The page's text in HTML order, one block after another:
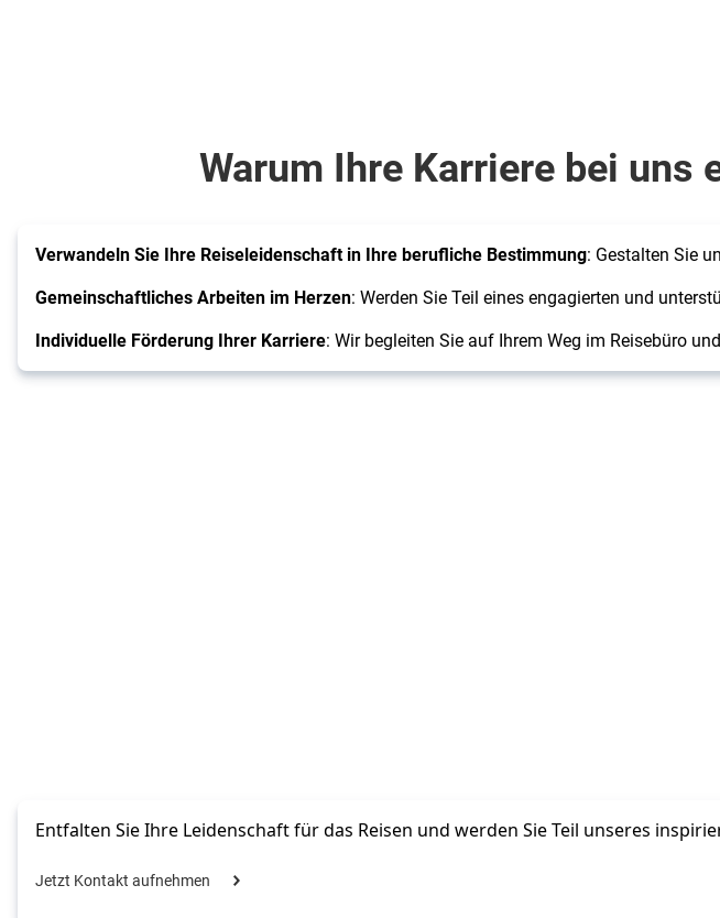
Warum Ihre Karriere bei
Verwandeln Sie Ihre Reiseleidenschaft in Ihre berufliche Bestimmung: Gestalten Sie
Gemeinschaftliches Arbeiten im Herzen: Werden Sie Teil eines engagierten und
Individuelle Förderung Ihrer Karriere: Wir begleiten Sie auf Ihrem Weg im Reisebüro
Entfalten Sie Ihre Leidenschaft für das Reisen und werden Sie Teil unseres
Jetzt Kontakt aufnehmen